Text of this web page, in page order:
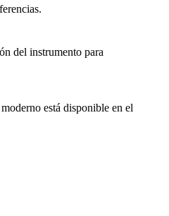
del instrumento para
está disponible en el